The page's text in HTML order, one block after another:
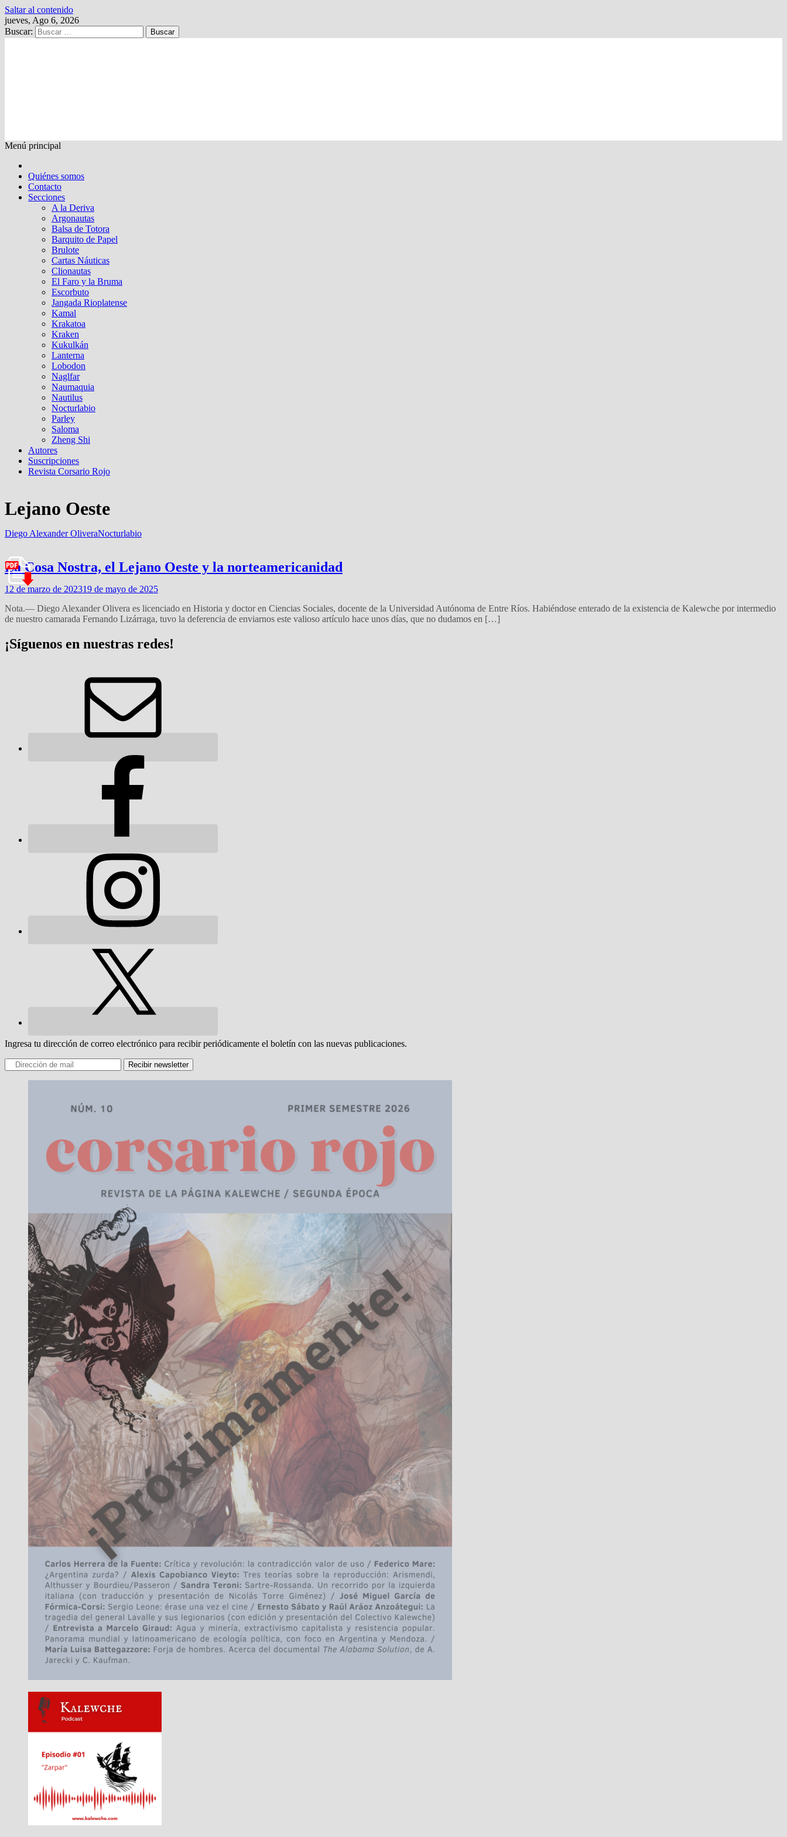
Saltar al contenido
jueves, Ago 6, 2026
Buscar:
Menú principal
Quiénes somos
Contacto
Secciones
A la Deriva
Argonautas
Balsa de Totora
Barquito de Papel
Brulote
Cartas Náuticas
Clionautas
El Faro y la Bruma
Escorbuto
Jangada Rioplatense
Kamal
Krakatoa
Kraken
Kukulkán
Lanterna
Lobodon
Naglfar
Naumaquia
Nautilus
Nocturlabio
Parley
Saloma
Zheng Shi
Autores
Suscripciones
Revista Corsario Rojo
Lejano Oeste
Diego Alexander OliveraNocturlabio
La Cosa Nostra, el Lejano Oeste y la norteamericanidad
12 de marzo de 202319 de mayo de 2025
Nota.— Diego Alexander Olivera es licenciado en Historia y doctor en Ciencias Sociales, docente de la Universidad Autónoma de Entre Ríos. Habiéndose enterado de la existencia de Kalewche por intermedio
de nuestro camarada Fernando Lizárraga, tuvo la deferencia de enviarnos este valioso artículo hace unos días, que no dudamos en […]
¡Síguenos en nuestras redes!
Ingresa tu dirección de correo electrónico para recibir periódicamente el boletín con las nuevas publicaciones.
Recibir newsletter